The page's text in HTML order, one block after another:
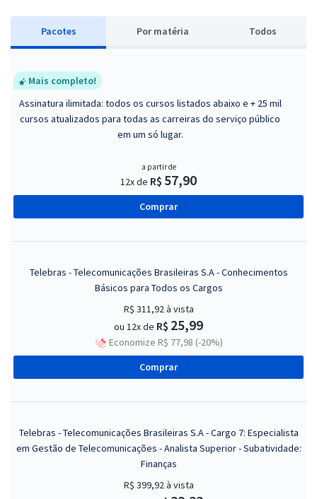
Pacotes Por matéria Todos
Mais completo!
Assinatura ilimitada: todos os cursos listados abaixo e + 25 mil
cursos atualizados para todas as carreiras do serviço público
em um só lugar.
a partir de
12x de R$ 57,90
Comprar
Telebras - Telecomunicações Brasileiras S.A - Conhecimentos
Básicos para Todos os Cargos
R$ 311,92à vista
ou 12x de R$ 25,99
Economize R$ 77,98 (-20%)
Comprar
Telebras - Telecomunicações Brasileiras S.A - Cargo 7: Especialista
em Gestão de Telecomunicações - Analista Superior - Subatividade:
Finanças
R$ 399,92à vista